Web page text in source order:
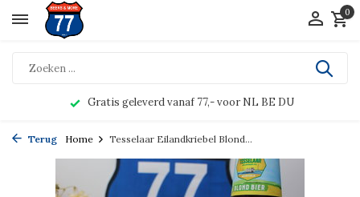
0
Gratis geleverd vanaf 77,- voor NL BE DU
Terug Home Tesselaar Eilandkriebel Blond...